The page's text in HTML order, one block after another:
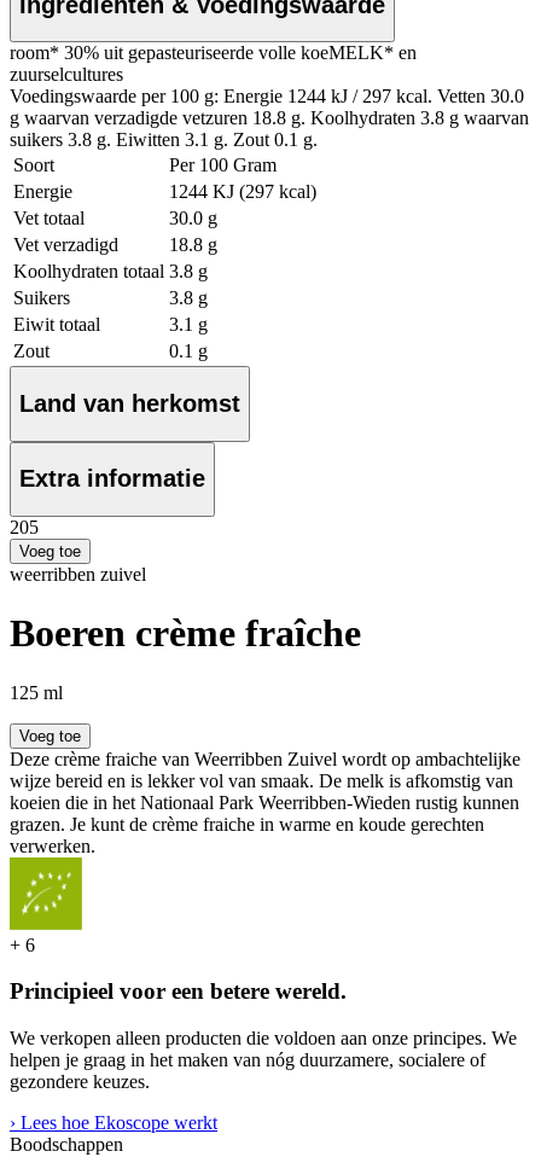
room* 30% uit gepasteuriseerde volle koeMELK* en
zuurselcultures
Voedingswaarde per 100 g: Energie 1244 kJ / 297 kcal. Vetten 30.0
g waarvan verzadigde vetzuren 18.8 g. Koolhydraten 3.8 g waarvan
suikers 3.8 g. Eiwitten 3.1 g. Zout 0.1 g.
Soort
Per 100 Gram
Energie
1244 KJ (297 kcal)
Vet totaal
30.0 g
Vet verzadigd
18.8 g
Koolhydraten totaal 3.8 g
Suikers
3.8 g
Eiwit totaal
3.1 g
Zout
0.1 g
Land van herkomst
Extra informatie
205
Voeg toe
weerribben zuivel
Boeren crème fraîche
125 ml
Voeg toe
Deze crème fraiche van Weerribben Zuivel wordt op ambachtelijke
wijze bereid en is lekker vol van smaak. De melk is afkomstig van
koeien die in het Nationaal Park Weerribben-Wieden rustig kunnen
grazen. Je kunt de crème fraiche in warme en koude gerechten
verwerken.
+ 6
Principieel voor een betere wereld.
We verkopen alleen producten die voldoen aan onze principes. We
helpen je graag in het maken van nóg duurzamere, socialere of
gezondere keuzes.
› Lees hoe Ekoscope werkt
Boodschappen